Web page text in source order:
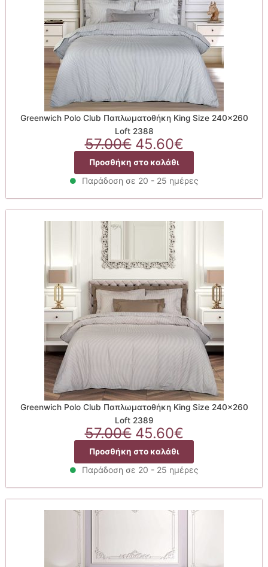
Greenwich Polo Club Παπλωματοθήκη King Size 240×260
Loft 2388
57.00€ Original
price
was:
57.00€.
45.60€Η
τρέχουσα
τιμή
είναι:
45.60€.
Προσθήκη στο καλάθι
Παράδοση σε 20 - 25 ημέρες
Greenwich Polo Club Παπλωματοθήκη King Size 240×260
Loft 2389
57.00€ Original
price
was:
57.00€.
45.60€Η
τρέχουσα
τιμή
είναι:
45.60€.
Προσθήκη στο καλάθι
Παράδοση σε 20 - 25 ημέρες